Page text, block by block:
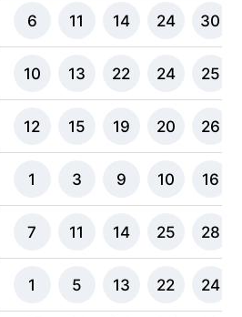
6 11 14 24 30
10 13 22 24 25
12 15 19 20 26
1 3 9 10 16
7 11 14 25 28
1 5 13 22 24